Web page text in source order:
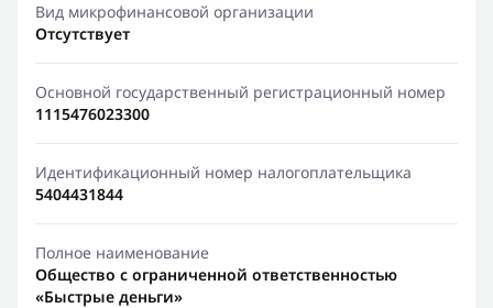
Вид микрофинансовой организации
Отсутствует
Основной государственный регистрационный номер
1115476023300
Идентификационный номер налогоплательщика
5404431844
Полное наименование
Общество с ограниченной ответственностью
«Быстрые деньги»